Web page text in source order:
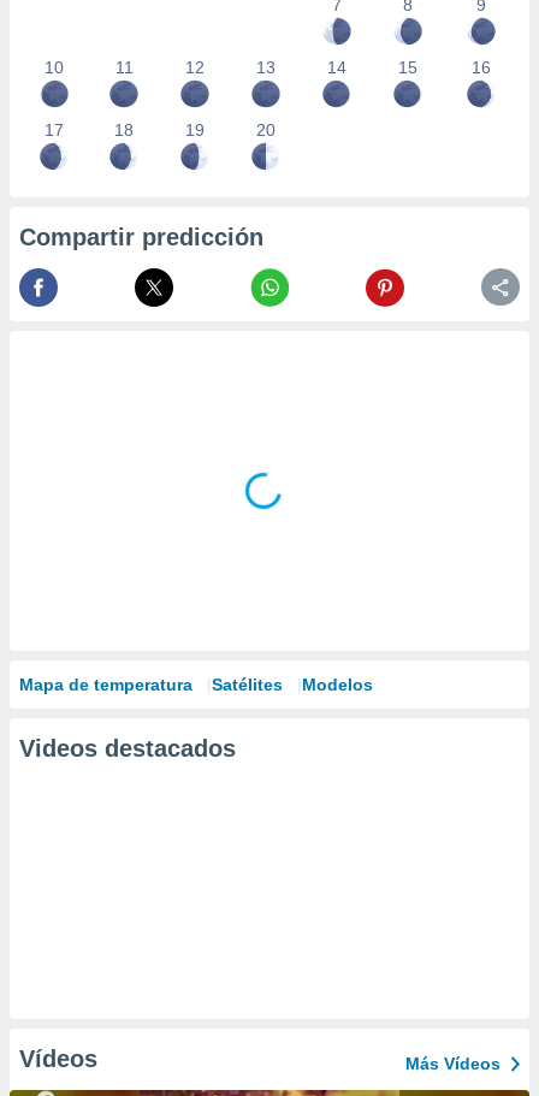
7
8 9
10 11 12 13 14 15 16
17 18 19 20
Compartir predicción
Mapa de temperatura Satélites Modelos
Videos destacados
Vídeos Más Vídeos